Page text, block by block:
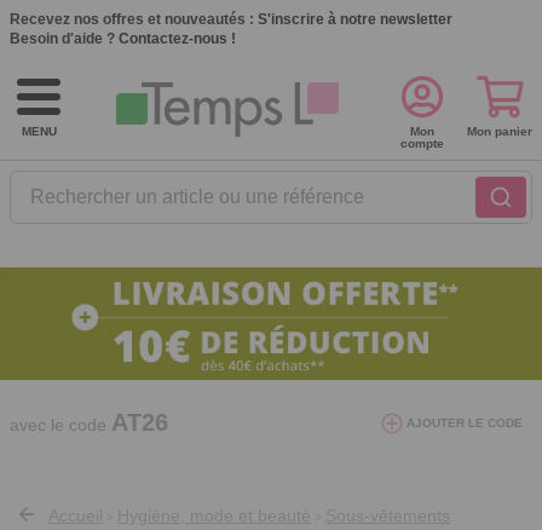
Recevez nos offres et nouveautés : S'inscrire à notre newsletter
Besoin d'aide ? Contactez-nous !
MENU
Rechercher un article ou une référence
Mon
compte
Mon panier
10€ de réduction dès 40€ d'achat. Offre
valable du 03/08/2026 au 12/08/2026.
avec le code AT26 AJOUTER LE CODE
Accueil Hygiène, mode et beauté Sous-vêtements